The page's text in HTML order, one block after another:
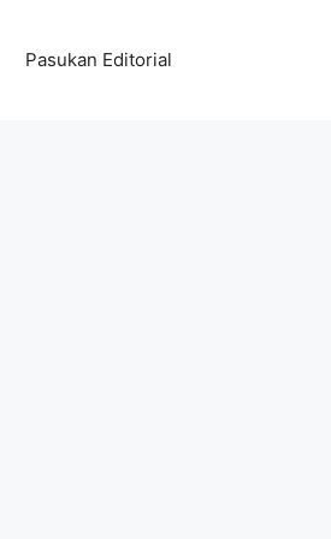
Pasukan Editorial